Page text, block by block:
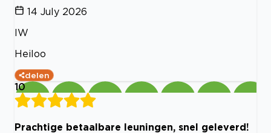
14 July 2026
IW
Heiloo
delen
10
Prachtige betaalbare leuningen, snel geleverd!